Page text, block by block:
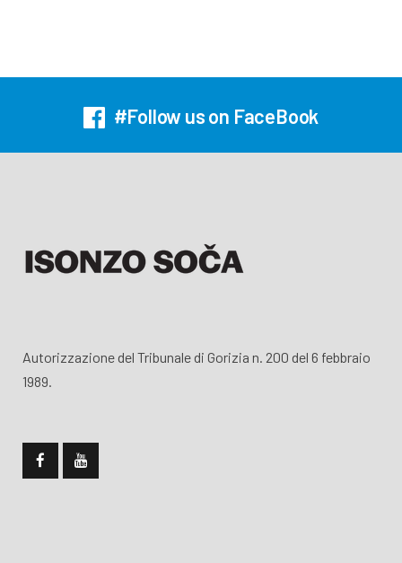
#Follow us on FaceBook
Autorizzazione del Tribunale di Gorizia n. 200 del 6 febbraio
1989.